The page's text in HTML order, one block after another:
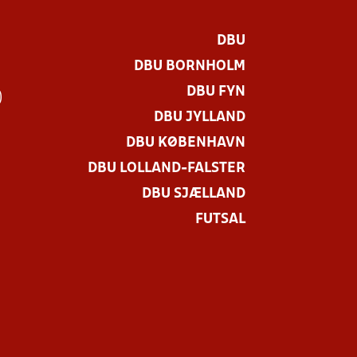
DBU
DBU BORNHOLM
DBU FYN
DBU JYLLAND
DBU KØBENHAVN
DBU LOLLAND-FALSTER
DBU SJÆLLAND
FUTSAL